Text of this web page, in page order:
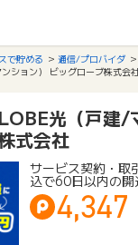
で貯める
通信/プロバイダ
ション） ビッグローブ株式会
光（戸建/
式会社
サービス契約・取
込で60日以内の開
4,347